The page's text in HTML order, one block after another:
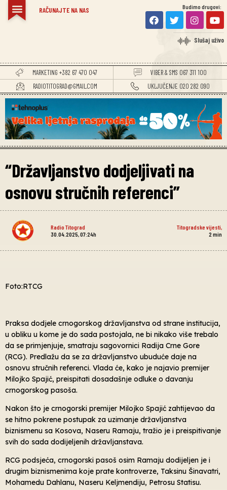
RAČUNAJTE NA NAS Budimo drugovi:
Slušaj uživo
MARKETING +382 67 470 047
VIBER & SMS 067 311 100
RADIOTITOGRAD@GMAIL.COM
UKLJUČENJE 020 282 090
“Državljanstvo dodjeljivati na
osnovu stručnih referenci”
Radio Titograd Titogradske vijesti
30.04.2025, 07:24h
2 min
Foto:RTCG
Praksa dodjele crnogorskog državljanstva od strane institucija,
u obliku u kome je do sada postojala, ne bi nikako više trebalo
da se primjenjuje, smatraju sagovornici Radija Crne Gore
(RCG). Predlažu da se za državljanstvo ubuduće daje na
osnovu stručnih referenci. Vlada će, kako je najavio premijer
Milojko Spajić, preispitati dosadašnje odluke o davanju
crnogorskog pasoša.
Nakon što je crnogorski premijer Milojko Spajić zahtijevao da
se hitno pokrene postupak za uzimanje državljanstva
biznismenu sa Kosova, Naseru Ramaju, tražio je i preispitivanje
svih do sada dodijeljenih državljanstava.
RCG podsjeća, crnogorski pasoš osim Ramaju dodijeljen je i
drugim biznismenima koje prate kontroverze, Taksinu Šinavatri,
Mohamedu Dahlanu, Naseru Keljmendiju, Petrosu Statisu.